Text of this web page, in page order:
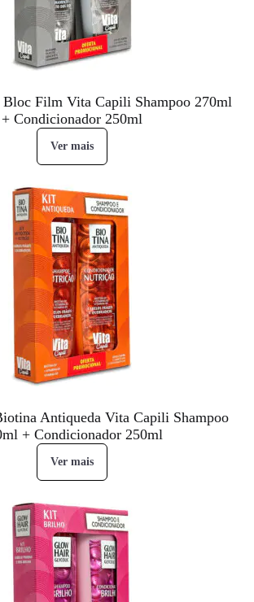
Film Vita Capili Shampoo 270ml
+ Condicionador 250ml
Ver mais
Antiqueda Vita Capili Shampoo
+ Condicionador 250ml
Ver mais